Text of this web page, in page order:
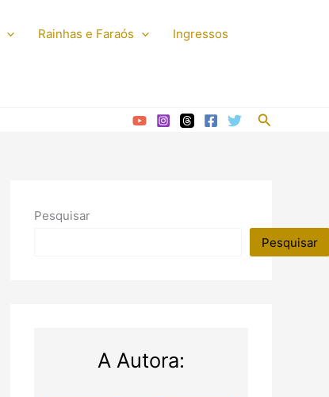
Rainhas e Faraós Ingressos
Pesquisar
Pesquisar
Pesquisar
A Autora: